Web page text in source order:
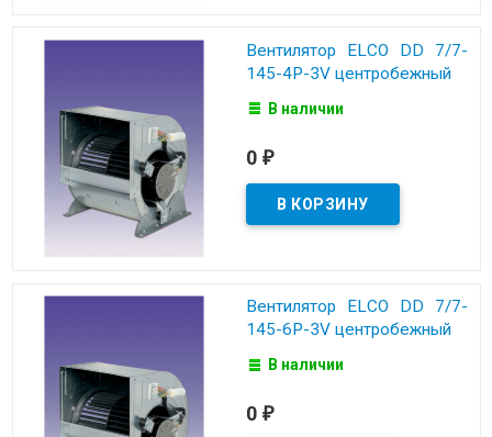
Вентилятор ELCO DD 7/7-
145-4P-3V центробежный
В наличии
0 ₽
Вентилятор ELCO DD 7/7-
145-6P-3V центробежный
В наличии
0 ₽